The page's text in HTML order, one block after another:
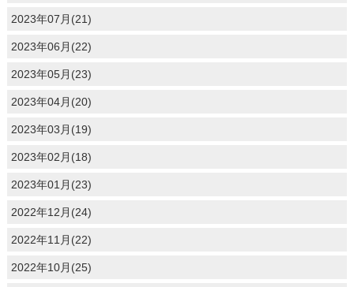
2023年07月(21)
2023年06月(22)
2023年05月(23)
2023年04月(20)
2023年03月(19)
2023年02月(18)
2023年01月(23)
2022年12月(24)
2022年11月(22)
2022年10月(25)